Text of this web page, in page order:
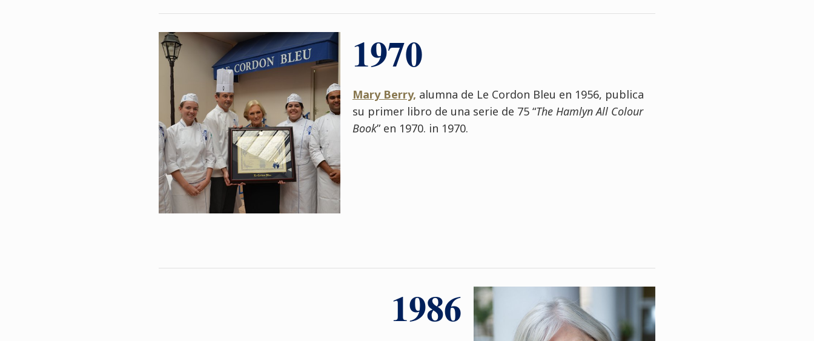
1970
Mary Berry, alumna de Le Cordon Bleu en 1956, publica
su primer libro de una serie de 75 “The Hamlyn All Colour
Book” en 1970. in 1970.
1986